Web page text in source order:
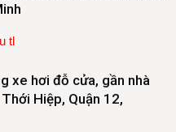
tl
xe hơi đỗ cửa, gần nhà
Hiệp, Quận 12,